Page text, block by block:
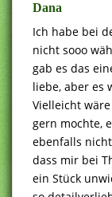
Dana
Ich habe bei
nicht sooo
gab es das
liebe, aber es
Vielleicht
gern mochte,
ebenfalls
dass mir bei
ein Stück